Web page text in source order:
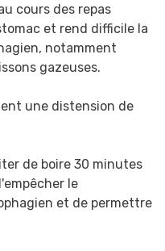
cours des repas
et rend difficile la
notamment
gazeuses.
une distension de
de boire 30 minutes
le
et de permettre